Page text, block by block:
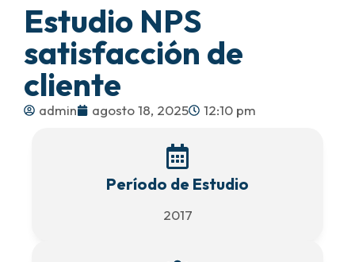
Estudio NPS
satisfacción de
cliente
admin agosto 18, 2025 12:10 pm
Período de Estudio
2017